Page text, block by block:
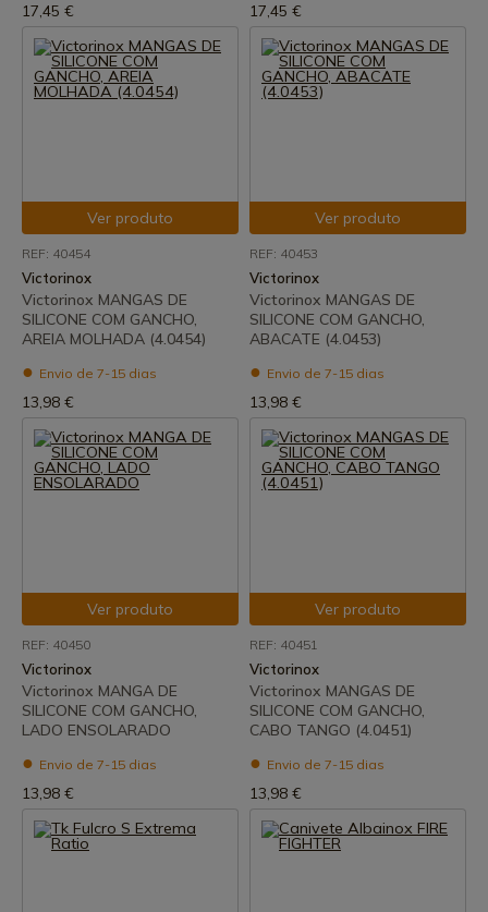
17,45 € 17,45 €
Ver produto
REF: 40454
Victorinox
Victorinox MANGAS DE
SILICONE COM GANCHO,
AREIA MOLHADA (4.0454)
Envio de 7-15 dias
13,98 €
Ver produto
REF: 40453
Victorinox
Victorinox MANGAS DE
SILICONE COM GANCHO,
ABACATE (4.0453)
Envio de 7-15 dias
13,98 €
Ver produto
REF: 40450
Victorinox
Victorinox MANGA DE
SILICONE COM GANCHO,
LADO ENSOLARADO
Envio de 7-15 dias
13,98 €
Ver produto
REF: 40451
Victorinox
Victorinox MANGAS DE
SILICONE COM GANCHO,
CABO TANGO (4.0451)
Envio de 7-15 dias
13,98 €